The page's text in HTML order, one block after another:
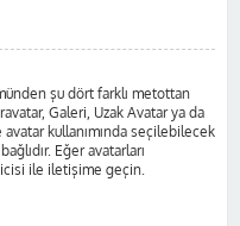
şu dört farklı metottan
Galeri, Uzak Avatar ya da
kullanımında seçilebilecek
Eğer avatarları
ile iletişime geçin.